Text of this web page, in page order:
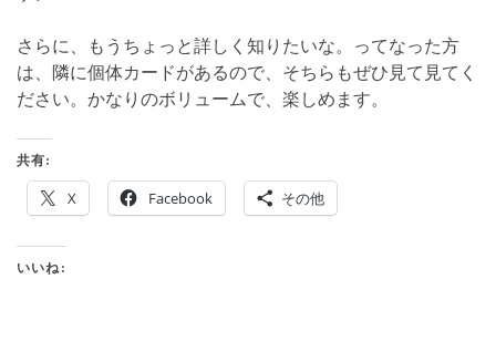
さらに、もうちょっと詳しく知りたいな。ってなった方
は、隣に個体カードがあるので、そちらもぜひ見て見てく
ださい。かなりのボリュームで、楽しめます。
共有:
X Facebook その他
いいね: